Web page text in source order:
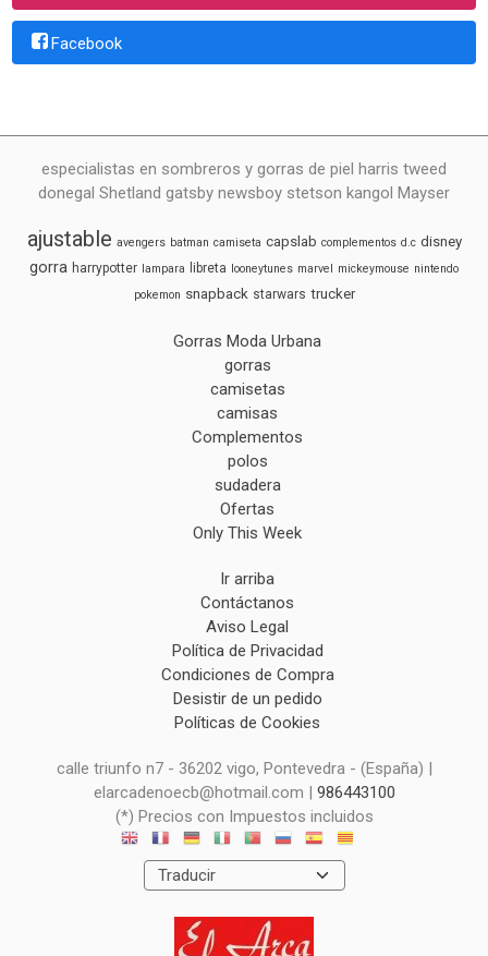
Facebook
especialistas en sombreros y gorras de piel harris tweed
donegal Shetland gatsby newsboy stetson kangol Mayser
ajustable avengers batman camiseta capslab complementos d.c disney
gorra harrypotter lampara libreta looneytunes marvel mickeymouse nintendo
pokemon snapback starwars trucker
Gorras Moda Urbana
gorras
camisetas
camisas
Complementos
polos
sudadera
Ofertas
Only This Week
Ir arriba
Contáctanos
Aviso Legal
Política de Privacidad
Condiciones de Compra
Desistir de un pedido
Políticas de Cookies
calle triunfo n7 - 36202 vigo, Pontevedra - (España) |
elarcadenoecb@hotmail.com | 986443100
(*) Precios con Impuestos incluidos